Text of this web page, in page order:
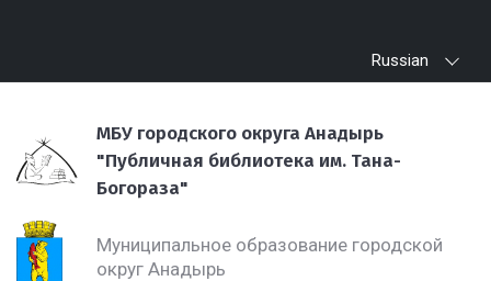
Russian
МБУ городского округа Анадырь
"Публичная библиотека им. Тана-
Богораза"
Муниципальное образование городской
округ Анадырь